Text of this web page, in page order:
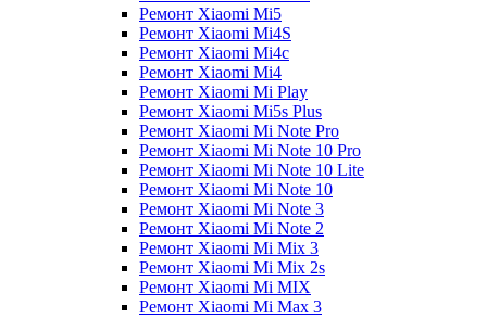
Ремонт Xiaomi Mi5
Ремонт Xiaomi Mi4S
Ремонт Xiaomi Mi4c
Ремонт Xiaomi Mi4
Ремонт Xiaomi Mi Play
Ремонт Xiaomi Mi5s Plus
Ремонт Xiaomi Mi Note Pro
Ремонт Xiaomi Mi Note 10 Pro
Ремонт Xiaomi Mi Note 10 Lite
Ремонт Xiaomi Mi Note 10
Ремонт Xiaomi Mi Note 3
Ремонт Xiaomi Mi Note 2
Ремонт Xiaomi Mi Mix 3
Ремонт Xiaomi Mi Mix 2s
Ремонт Xiaomi Mi MIX
Ремонт Xiaomi Mi Max 3